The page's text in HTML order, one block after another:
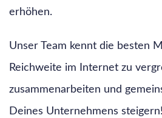
erhöhen.
Unser Team kennt die besten
Reichweite im Internet zu
zusammenarbeiten und
Deines Unternehmens